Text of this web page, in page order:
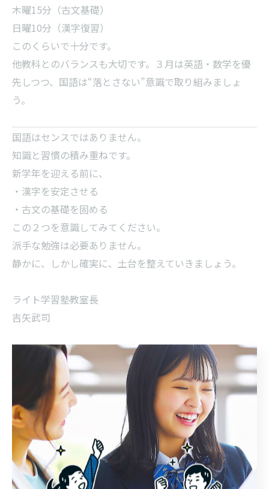
木曜15分（古文基礎）
日曜10分（漢字復習）
このくらいで十分です。
他教科とのバランスも大切です。３月は英語・数学を優
先しつつ、国語は“落とさない”意識で取り組みましょ
う。
国語はセンスではありません。
知識と習慣の積み重ねです。
新学年を迎える前に、
・漢字を安定させる
・古文の基礎を固める
この２つを意識してみてください。
派手な勉強は必要ありません。
静かに、しかし確実に、土台を整えていきましょう。
ライト学習塾教室長
吉矢武司
--------------------------------------------------------------------
ライト学習塾
住所 : 山梨県甲府市飯田４丁目１１−２２
グリーンハイツ阪本102
電話番号 : 055-225-4530
拠点の甲府市で丁寧に個別指導